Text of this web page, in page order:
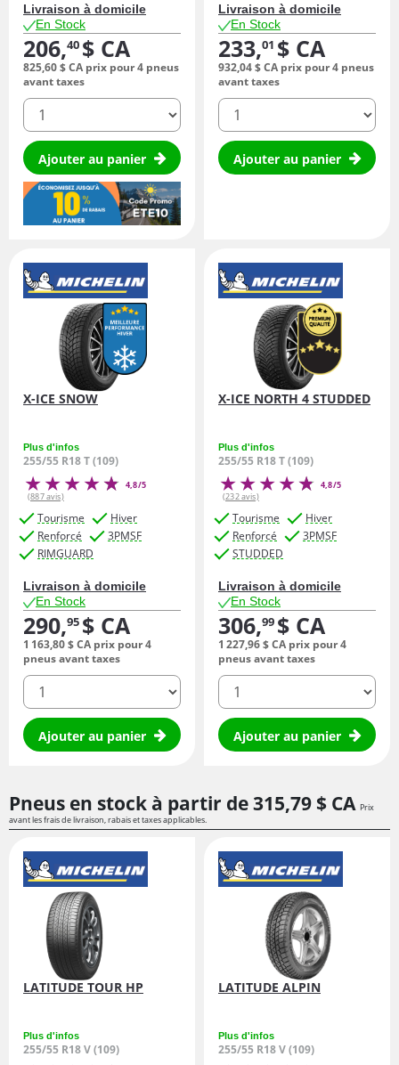
Livraison à domicile
En Stock
206,40 $ CA
825,60$ CA prix pour 4 pneus
avant taxes
quantité
Ajouter au panier
Livraison à domicile
En Stock
233,01 $ CA
932,04$ CA prix pour 4 pneus
avant taxes
quantité
Ajouter au panier
X-ICE SNOW
Plus d'infos
255/55 R18 T (109)
4,8/5
(887 avis)
Tourisme
Hiver
Renforcé
3PMSF
RIMGUARD
Livraison à domicile
En Stock
290,95 $ CA
1 163,80$ CA prix pour 4
pneus avant taxes
quantité
Ajouter au panier
X-ICE NORTH 4 STUDDED
Plus d'infos
255/55 R18 T (109)
4,8/5
(232 avis)
Tourisme
Hiver
Renforcé
3PMSF
STUDDED
Livraison à domicile
En Stock
306,99 $ CA
1 227,96$ CA prix pour 4
pneus avant taxes
quantité
Ajouter au panier
Pneus en stock à partir de315,79 $ CA Prix
avant les frais de livraison, rabais et taxes applicables.
LATITUDE TOUR HP
Plus d'infos
255/55 R18 V (109)
LATITUDE ALPIN
Plus d'infos
255/55 R18 V (109)